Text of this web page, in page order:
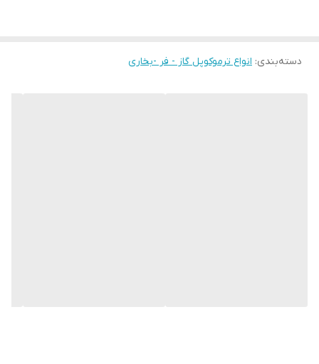
دسته‌بندی: انواع ترموکوپل گاز - فر -بخاری